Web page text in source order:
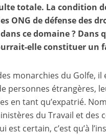
totale. La condition
ONG de défense des
ce domaine ?
elle constituer un
monarchies du Golfe,
personnes étrangères,
en tant qu’expatrié.
du Travail et
est certain, c’est qu’à